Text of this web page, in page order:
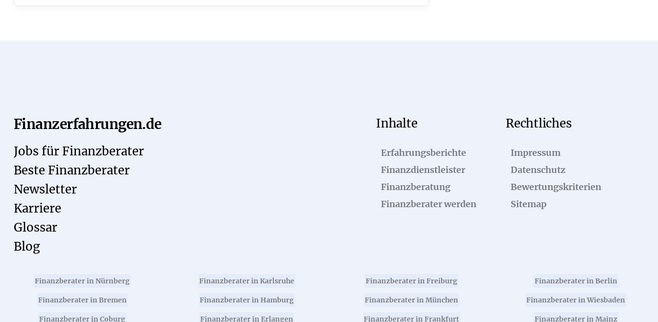
Finanzerfahrungen.de
Jobs für Finanzberater
Beste Finanzberater
Newsletter
Karriere
Glossar
Blog
Inhalte
Erfahrungsberichte
Finanzdienstleister
Finanzberatung
Finanzberater werden
Rechtliches
Impressum
Datenschutz
Bewertungskriterien
Sitemap
Finanzberater in Nürnberg Finanzberater in Karlsruhe Finanzberater in Freiburg Finanzberater in Berlin
Finanzberater in Bremen Finanzberater in Hamburg Finanzberater in München Finanzberater in Wiesbaden
Finanzberater in Coburg Finanzberater in Erlangen Finanzberater in Frankfurt Finanzberater in Mainz